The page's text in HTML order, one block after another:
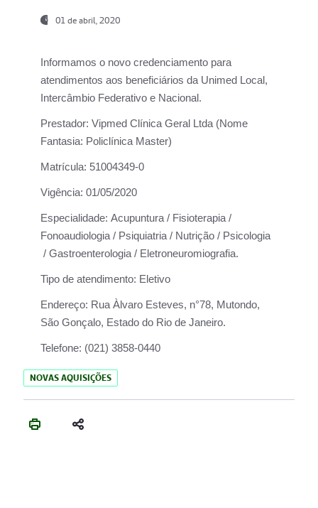
01 de abril, 2020
Informamos o novo credenciamento para
atendimentos aos beneficiários da Unimed Local,
Intercâmbio Federativo e Nacional.
Prestador: Vipmed Clínica Geral Ltda (Nome
Fantasia: Policlínica Master)
Matrícula: 51004349-0
Vigência: 01/05/2020
Especialidade: Acupuntura / Fisioterapia /
Fonoaudiologia / Psiquiatria / Nutrição / Psicologia
/ Gastroenterologia / Eletroneuromiografia.
Tipo de atendimento: Eletivo
Endereço: Rua Àlvaro Esteves, n°78, Mutondo,
São Gonçalo, Estado do Rio de Janeiro.
Telefone: (021) 3858-0440
NOVAS AQUISIÇÕES